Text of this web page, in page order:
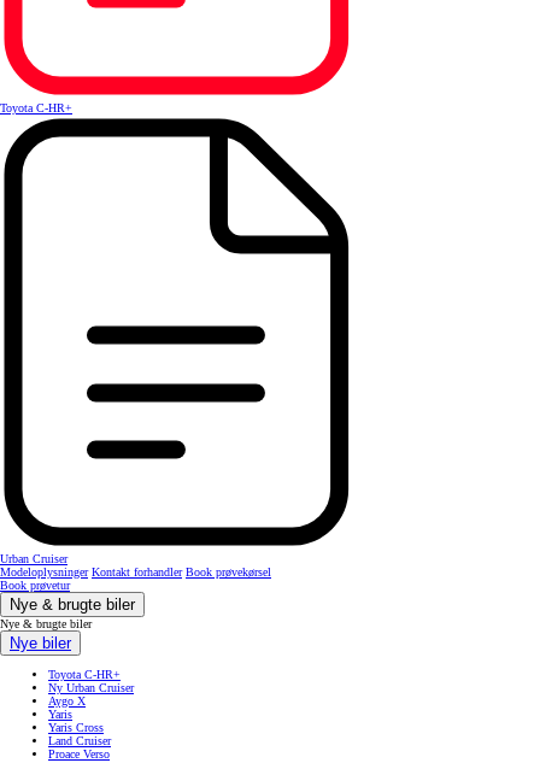
Toyota C-HR+
Urban Cruiser
Modeloplysninger Kontakt forhandler Book prøvekørsel
Book prøvetur
Nye & brugte biler
Nye & brugte biler
Nye biler
Toyota C-HR+
Ny Urban Cruiser
Aygo X
Yaris
Yaris Cross
Land Cruiser
Proace Verso